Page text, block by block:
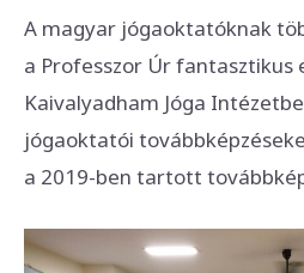
A magyar jógaoktatóknak
a Professzor Úr fantasztikus
Kaivalyadham Jóga
jógaoktatói
a 2019-ben tartott